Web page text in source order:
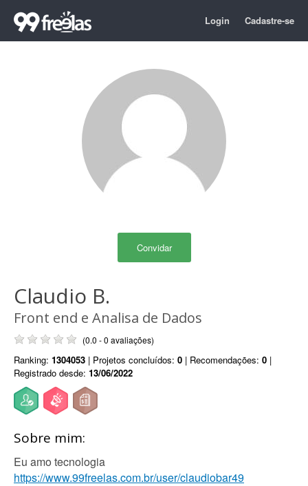
Login Cadastre-se
Convidar
Claudio B.
Front end e Analisa de Dados
(0.0 - 0 avaliações)
Ranking: 1304053 | Projetos concluídos: 0 | Recomendações: 0 |
Registrado desde: 13/06/2022
Sobre mim:
Eu amo tecnologia
https://www.99freelas.com.br/user/claudiobar49